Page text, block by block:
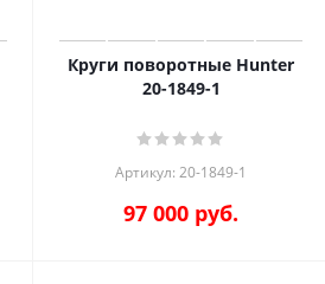
Круги поворотные Hunter
20-1849-1
Артикул: 20-1849-1
97 000 руб.